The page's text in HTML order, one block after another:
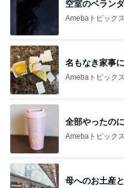
空室のベラン
Amebaトピックス
名もなき家事
Amebaトピックス
全部やったの
Amebaトピックス
母へのお土産